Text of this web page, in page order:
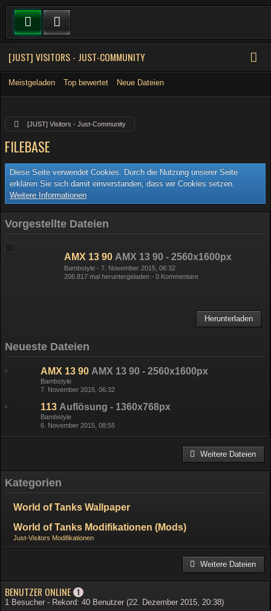
[JUST] VISITORS - JUST-COMMUNITY
Meistgeladen Top bewertet Neue Dateien
[JUST] Visitors - Just-Community
FILEBASE
Diese Seite verwendet Cookies. Durch die Nutzung unserer Seite
erklären Sie sich damit einverstanden, dass wir Cookies setzen.
Weitere Informationen
Vorgestellte Dateien
AMX 13 90 AMX 13 90 - 2560x1600px
Bambstyle - 7. November 2015, 06:32
206.817 mal heruntergeladen - 0 Kommentare
Herunterladen
Neueste Dateien
AMX 13 90 AMX 13 90 - 2560x1600px
Bambstyle
7. November 2015, 06:32
113 Auflösung - 1360x768px
Bambstyle
6. November 2015, 08:55
Weitere Dateien
Kategorien
World of Tanks Wallpaper
World of Tanks Modifikationen (Mods)
Just-Visitors Modifikationen
Weitere Dateien
BENUTZER ONLINE 1
1 Besucher - Rekord: 40 Benutzer (22. Dezember 2015, 20:38)